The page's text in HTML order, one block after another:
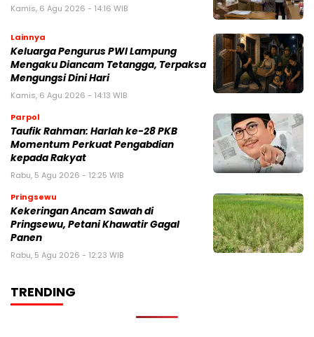
Kamis, 6 Agu 2026 - 14:16 WIB
Lainnya
Keluarga Pengurus PWI Lampung
Mengaku Diancam Tetangga, Terpaksa
Mengungsi Dini Hari
Kamis, 6 Agu 2026 - 14:13 WIB
Parpol
Taufik Rahman: Harlah ke-28 PKB
Momentum Perkuat Pengabdian
kepada Rakyat
Rabu, 5 Agu 2026 - 12:25 WIB
Pringsewu
Kekeringan Ancam Sawah di
Pringsewu, Petani Khawatir Gagal
Panen
Rabu, 5 Agu 2026 - 12:23 WIB
TRENDING